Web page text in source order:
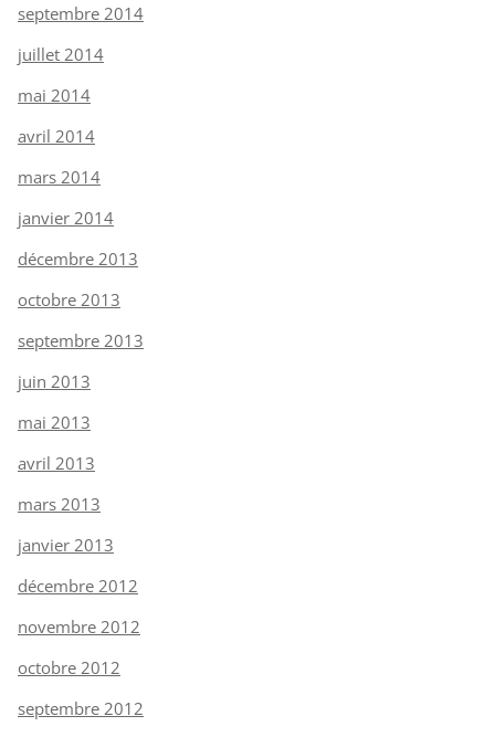
septembre 2014
juillet 2014
mai 2014
avril 2014
mars 2014
janvier 2014
décembre 2013
octobre 2013
septembre 2013
juin 2013
mai 2013
avril 2013
mars 2013
janvier 2013
décembre 2012
novembre 2012
octobre 2012
septembre 2012